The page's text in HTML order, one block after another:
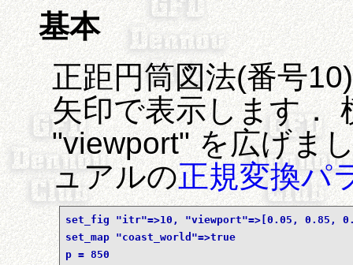
基本
正距円筒図法(番号
矢印で表示します．
"viewport" を広げま
ュアルの正規変換パ
set_fig "itr"=>10, "viewport"=>[0.05, 0.85,
set_map "coast_world"=>true
p = 850